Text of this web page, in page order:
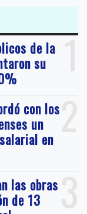
1
de la
su
2
con los
un
en
3
las obras
de 13